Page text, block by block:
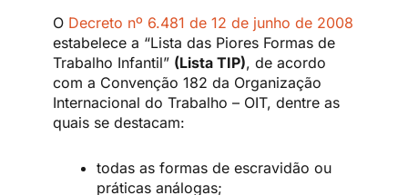
O Decreto nº 6.481 de 12 de junho de 2008
estabelece a “Lista das Piores Formas de
Trabalho Infantil” (Lista TIP), de acordo
com a Convenção 182 da Organização
Internacional do Trabalho – OIT, dentre as
quais se destacam:
todas as formas de escravidão ou
práticas análogas;